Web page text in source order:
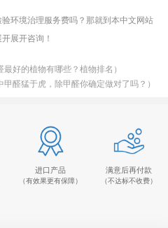
环境治理服务费吗？那就到本中文网站
展开咨询！
好的植物有哪些？植物排名）
醛猛于虎，除甲醛你确定做对了吗？）
进口产品
（有效果更有保障）
满意后再付款
（不达标不收费）